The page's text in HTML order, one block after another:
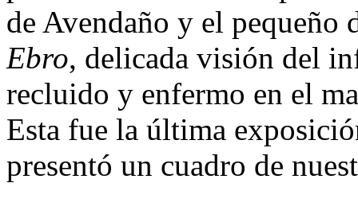
de Avendaño y el pequeño
Ebro, delicada visión del
recluido y enfermo en el
Esta fue la última
presentó un cuadro de